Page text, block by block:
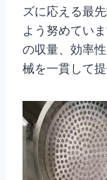
ズに応える最
よう努めてい
の収量、効率
械を一貫して提